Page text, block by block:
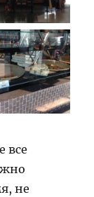
все
не